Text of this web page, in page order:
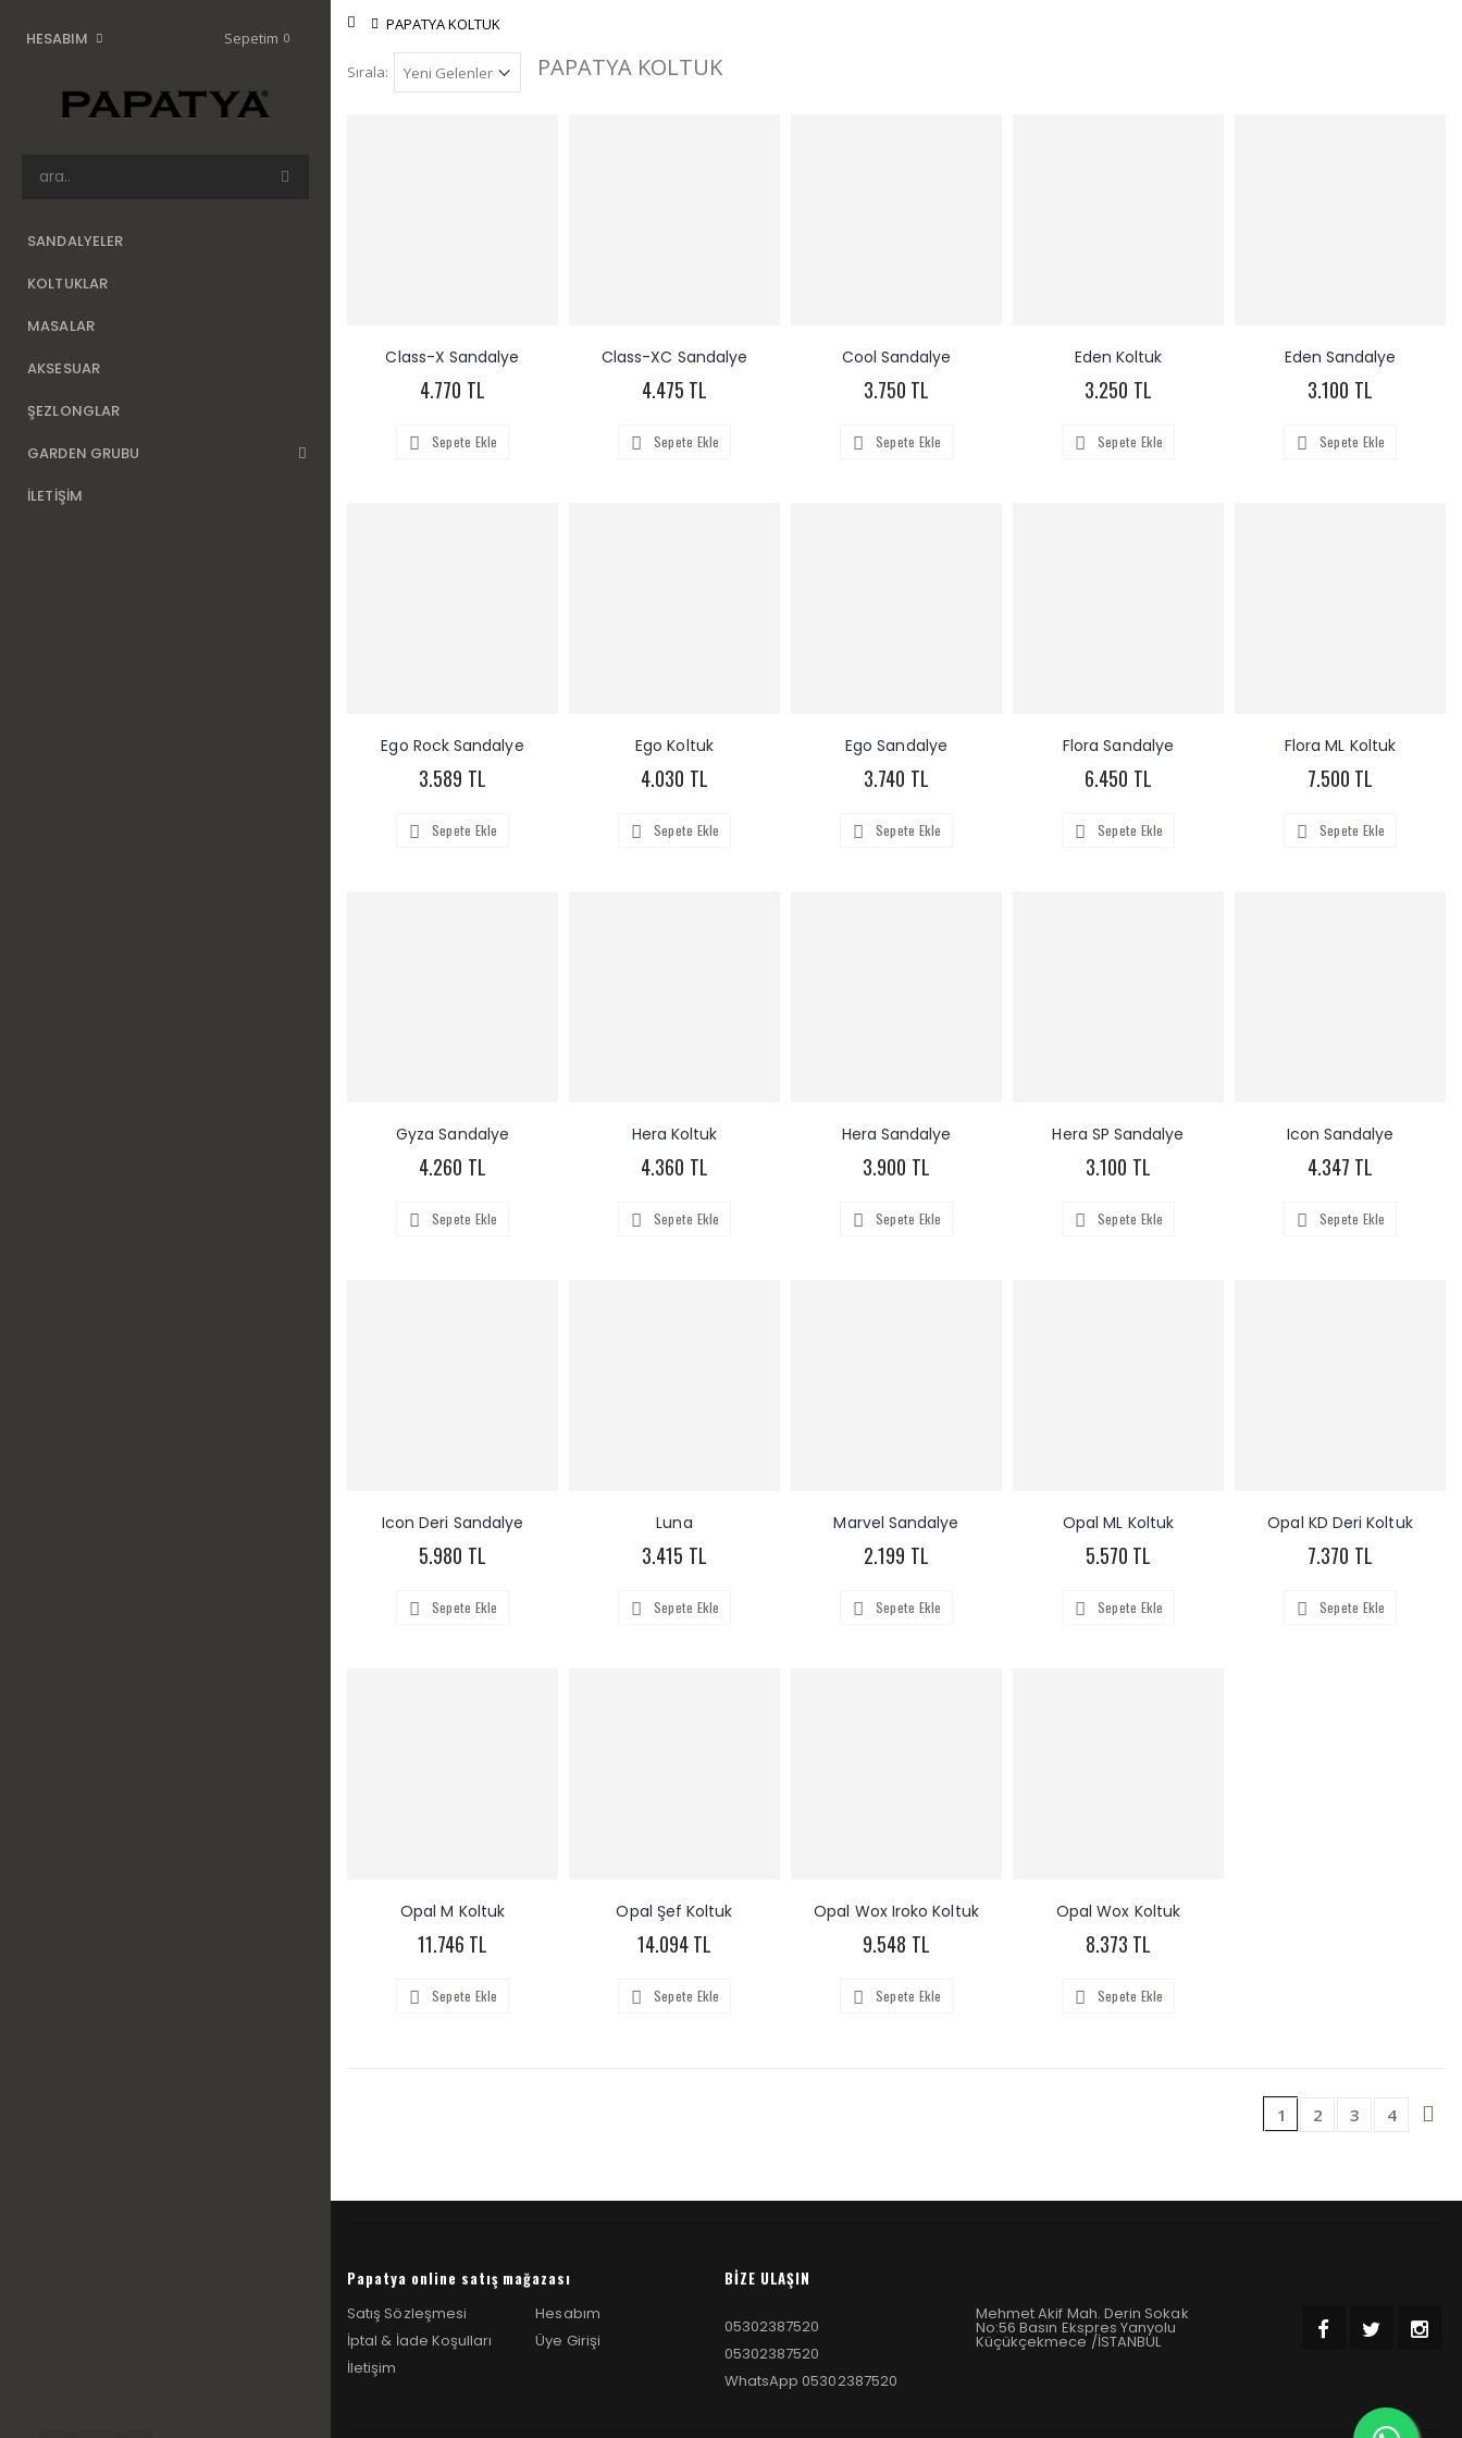
HESABIM Sepetim 0
SANDALYELER
KOLTUKLAR
MASALAR
AKSESUAR
ŞEZLONGLAR
GARDEN GRUBU
İLETİŞİM
Anasayfa
PAPATYA KOLTUK
Sırala: PAPATYA KOLTUK
Class-X Sandalye
4.770 TL
Sepete Ekle
Class-XC Sandalye
4.475 TL
Sepete Ekle
Cool Sandalye
3.750 TL
Sepete Ekle
Eden Koltuk
3.250 TL
Sepete Ekle
Eden Sandalye
3.100 TL
Sepete Ekle
Ego Rock Sandalye
3.589 TL
Sepete Ekle
Ego Koltuk
4.030 TL
Sepete Ekle
Ego Sandalye
3.740 TL
Sepete Ekle
Flora Sandalye
6.450 TL
Sepete Ekle
Flora ML Koltuk
7.500 TL
Sepete Ekle
Gyza Sandalye
4.260 TL
Sepete Ekle
Hera Koltuk
4.360 TL
Sepete Ekle
Hera Sandalye
3.900 TL
Sepete Ekle
Hera SP Sandalye
3.100 TL
Sepete Ekle
Icon Sandalye
4.347 TL
Sepete Ekle
Icon Deri Sandalye
5.980 TL
Sepete Ekle
Luna
3.415 TL
Sepete Ekle
Marvel Sandalye
2.199 TL
Sepete Ekle
Opal ML Koltuk
5.570 TL
Sepete Ekle
Opal KD Deri Koltuk
7.370 TL
Sepete Ekle
Opal M Koltuk
11.746 TL
Sepete Ekle
Opal Şef Koltuk
14.094 TL
Sepete Ekle
Opal Wox Iroko Koltuk
9.548 TL
Sepete Ekle
Opal Wox Koltuk
8.373 TL
Sepete Ekle
1 2 3 4
Papatya online satış mağazası
Satış Sözleşmesi
İptal & İade Koşulları
İletişim
Hesabım
Üye Girişi
BİZE ULAŞIN
05302387520
05302387520
WhatsApp 05302387520
Mehmet Akif Mah. Derin Sokak
No:56 Basın Ekspres Yanyolu
Küçükçekmece /İSTANBUL